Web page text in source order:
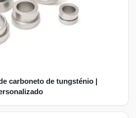
carboneto de tungsténio |